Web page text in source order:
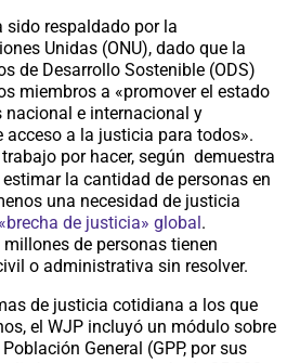
sido respaldado por la
Unidas (ONU), dado que la
de Desarrollo Sostenible (ODS)
miembros a «promover el estado
nacional e internacional y
a la justicia para todos».
por hacer, según demuestra
la cantidad de personas en
una necesidad de justicia
de justicia» global .
de personas tienen
o administrativa sin resolver.
de justicia cotidiana a los que
el WJP incluyó un módulo sobre
General (GPP, por sus